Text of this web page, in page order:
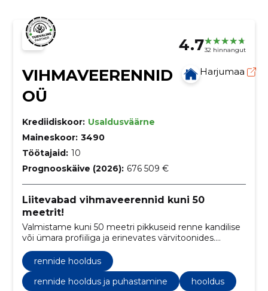
4.732 hinnangut
VIHMAVEERENNID
OÜ
Harjumaa
Krediidiskoor: Usaldusväärne
Maineskoor: 3490
Töötajaid: 10
Prognooskäive (2026): 676 509 €
Liitevabad vihmaveerennid kuni 50
meetrit!
Valmistame kuni 50 meetri pikkuseid renne kandilise
või ümara profiiliga ja erinevates värvitoonides.
Paigaldame ja hooldame!
rennide hooldus
rennide hooldus ja puhastamine
hooldus